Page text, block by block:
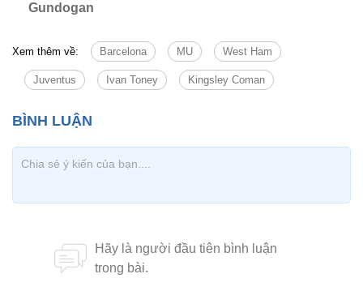
Gundogan
Xem thêm về: Barcelona MU West Ham
Juventus Ivan Toney Kingsley Coman